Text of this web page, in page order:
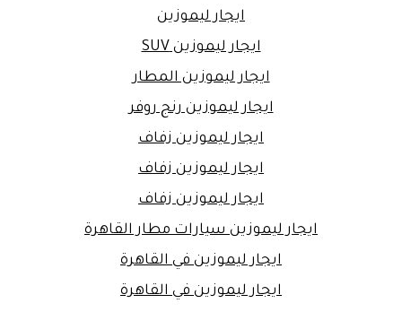
ايجار ليموزين
ايجار ليموزين SUV
ايجار ليموزين المطار
ايجار ليموزين رنج روفر
ايجار ليموزين زفاف
ايجار ليموزين زفاف
ايجار ليموزين زفاف
ايجار ليموزين سيارات مطار القاهرة
ايجار ليموزين في القاهرة
ايجار ليموزين في القاهرة